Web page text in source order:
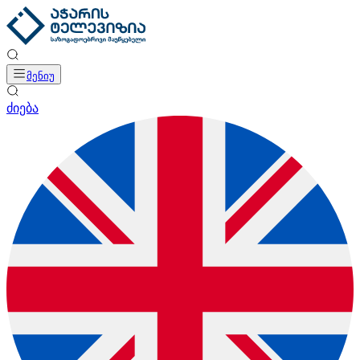
მენიუ
ძიება